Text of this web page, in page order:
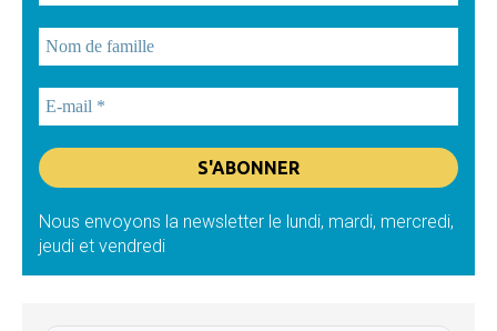
Nous envoyons la newsletter le lundi, mardi, mercredi,
jeudi et vendredi